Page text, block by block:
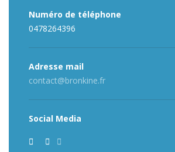
Numéro de téléphone
0478264396
Adresse mail
contact@bronkine.fr
Social Media